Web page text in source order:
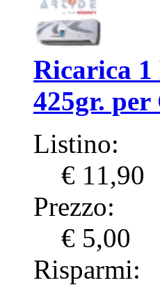
Ricarica 1
425gr. per
Listino:
€ 11,90
Prezzo:
€ 5,00
Risparmi: